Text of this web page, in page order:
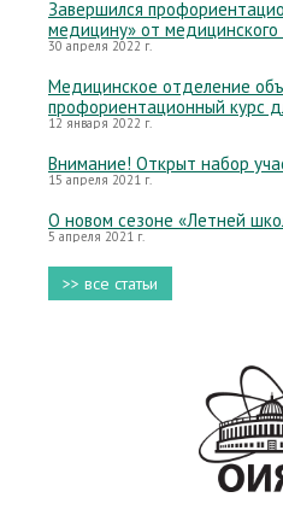
Завершился
медицину» от
30 апреля 2022 г.
Медицинское отделение
профориентационный курс
12 января 2022 г.
Внимание! Открыт набор
15 апреля 2021 г.
О новом сезоне «Летней
5 апреля 2021 г.
>> все статьи